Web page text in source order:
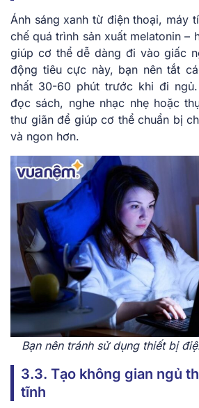
Ánh sáng xanh từ điện thoại, máy
chế quá trình sản xuất melatonin –
giúp cơ thể dễ dàng đi vào giấc
động tiêu cực này, bạn nên tắt
nhất 30-60 phút trước khi đi
đọc sách, nghe nhạc nhẹ hoặc
thư giãn để giúp cơ thể chuẩn bị
và ngon hơn.
Bạn nên tránh sử dụng thiết bị
3.3. Tạo không gian ngủ
tĩnh